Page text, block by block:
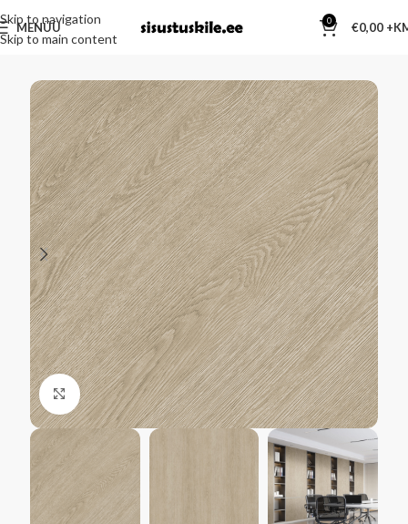
Skip to navigation
Skip to main content
MENÜÜ 0 €0,00
Kliki suurendamiseks